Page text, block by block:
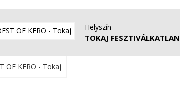
Helyszín
TOKAJ FESZTIVÁLKATLAN